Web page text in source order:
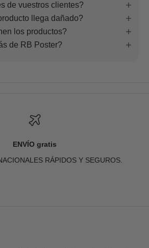
de vuestros clientes?
llega dañado?
los productos?
de RB Poster?
ENVÍO gratis
RÁPIDOS Y SEGUROS.